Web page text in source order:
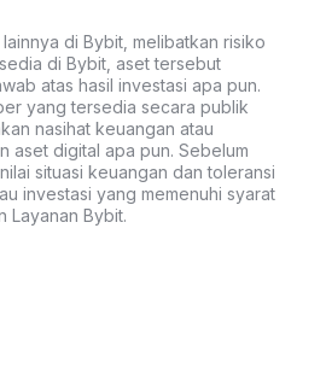
di Bybit, melibatkan risiko
di Bybit, aset tersebut
atas hasil investasi apa pun.
yang tersedia secara publik
nasihat keuangan atau
aset digital apa pun. Sebelum
situasi keuangan dan toleransi
investasi yang memenuhi syarat
Layanan Bybit.